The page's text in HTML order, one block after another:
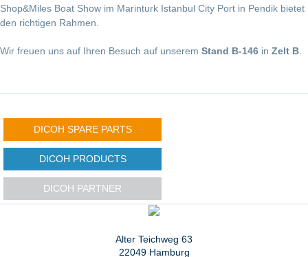
Shop&Miles Boat Show im Marinturk Istanbul City Port in Pendik bietet
den richtigen Rahmen.
Wir freuen uns auf Ihren Besuch auf unserem Stand B-146 in Zelt B
DICOH SPARE PARTS
DICOH PRODUCTS
DICOH PARTNER
Alter Teichweg 63
22049 Hamburg